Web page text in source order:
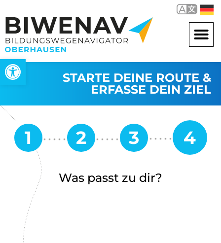
Werkzeugleiste öffnen
STARTE DEINE ROUTE &
ERFASSE DEIN ZIEL
Was passt zu dir?